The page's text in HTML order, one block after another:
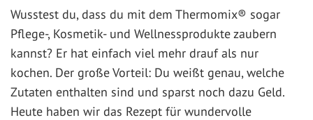
Wusstest du, dass du mit dem Thermomix® sogar
Pflege-, Kosmetik- und Wellnessprodukte zaubern
kannst? Er hat einfach viel mehr drauf als nur
kochen. Der große Vorteil: Du weißt genau, welche
Zutaten enthalten sind und sparst noch dazu Geld.
Heute haben wir das Rezept für wundervolle